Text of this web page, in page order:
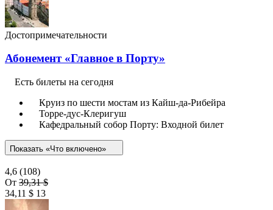
Достопримечательности
Абонемент «Главное в Порту»
Есть билеты на сегодня
Круиз по шести мостам из Кайш-да-Рибейра
Торре-дус-Клеригуш
Кафедральный собор Порту: Входной билет
Показать «Что включено»
4,6 (108)
От 39,31 $
34,11 $ 13